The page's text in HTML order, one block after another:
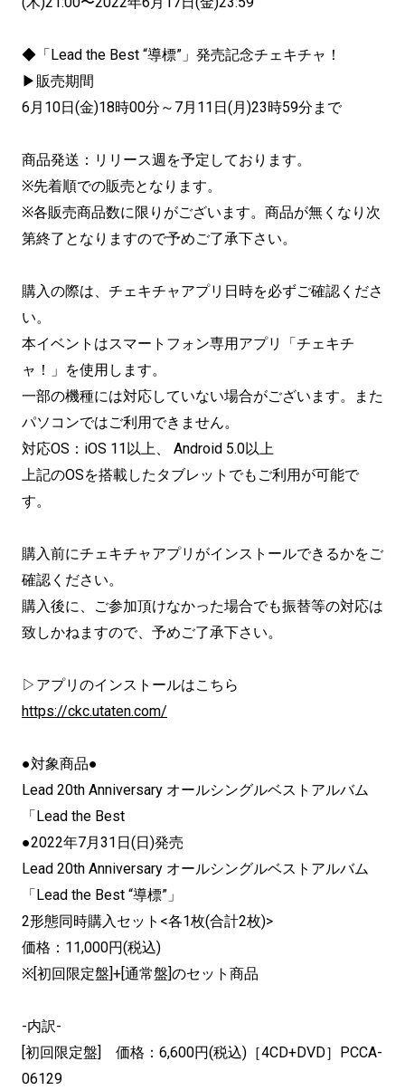
◆「Lead the Best “導標”」発売記念チェキチャ！
▶販売期間
6月10日(金)18時00分～7月11日(月)23時59分まで
商品発送：リリース週を予定しております。
※先着順での販売となります。
※各販売商品数に限りがございます。商品が無くなり次
第終了となりますので予めご了承下さい。
購入の際は、チェキチャアプリ日時を必ずご確認くださ
い。
本イベントはスマートフォン専用アプリ「チェキチ
ャ！」を使用します。
一部の機種には対応していない場合がございます。また
パソコンではご利用できません。
対応OS：iOS 11以上、 Android 5.0以上
上記のOSを搭載したタブレットでもご利用が可能で
す。
購入前にチェキチャアプリがインストールできるかをご
確認ください。
購入後に、ご参加頂けなかった場合でも振替等の対応は
致しかねますので、予めご了承下さい。
▷アプリのインストールはこちら
https://ckc.utaten.com/
●対象商品●
Lead 20th Anniversary オールシングルベストアルバム
「Lead the Best
●2022年7月31日(日)発売
Lead 20th Anniversary オールシングルベストアルバム
「Lead the Best “導標”」
2形態同時購入セット<各1枚(合計2枚)>
価格：11,000円(税込)
※[初回限定盤]+[通常盤]のセット商品
-内訳-
[初回限定盤] 価格：6,600円(税込)［4CD+DVD］PCCA-
06129